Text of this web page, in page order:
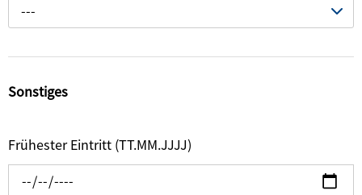
---
Sonstiges
Frühester Eintritt (TT.MM.JJJJ)